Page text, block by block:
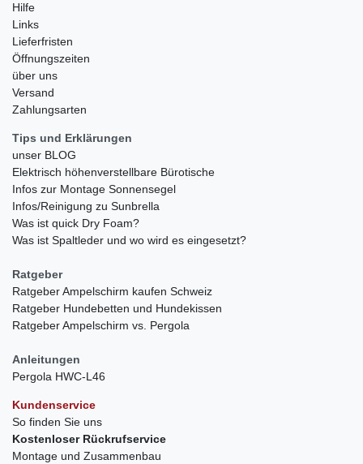
Hilfe
Links
Lieferfristen
Öffnungszeiten
über uns
Versand
Zahlungsarten
Tips und Erklärungen
unser BLOG
Elektrisch höhenverstellbare Bürotische
Infos zur Montage Sonnensegel
Infos/Reinigung zu Sunbrella
Was ist quick Dry Foam?
Was ist Spaltleder und wo wird es eingesetzt?
Ratgeber
Ratgeber Ampelschirm kaufen Schweiz
Ratgeber Hundebetten und Hundekissen
Ratgeber Ampelschirm vs. Pergola
Anleitungen
Pergola HWC-L46
Kundenservice
So finden Sie uns
Kostenloser Rückrufservice
Montage und Zusammenbau